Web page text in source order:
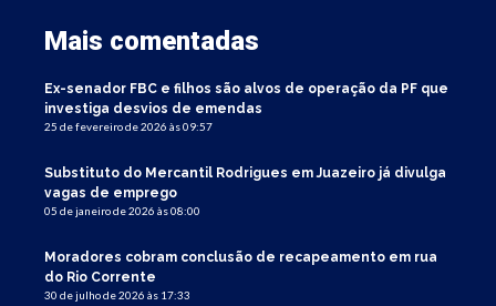
Mais comentadas
Ex-senador FBC e filhos são alvos de operação da PF que
investiga desvios de emendas
25 de fevereiro de 2026 às 09:57
Substituto do Mercantil Rodrigues em Juazeiro já divulga
vagas de emprego
05 de janeiro de 2026 às 08:00
Moradores cobram conclusão de recapeamento em rua
do Rio Corrente
30 de julho de 2026 às 17:33